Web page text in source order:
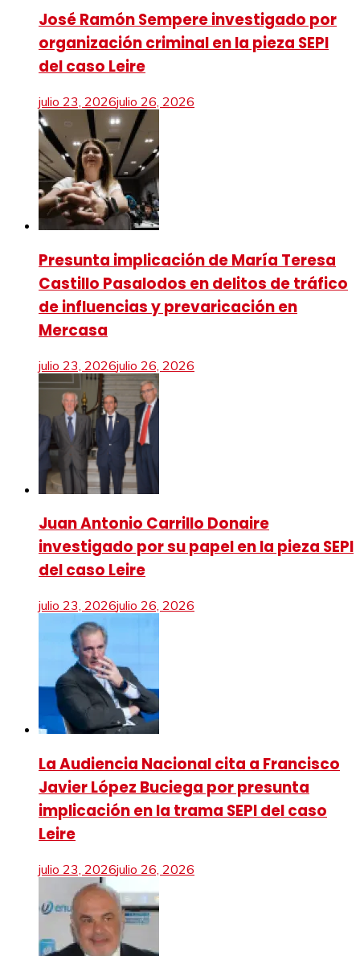
José Ramón Sempere investigado por
organización criminal en la pieza SEPI
del caso Leire
julio 23, 2026julio 26, 2026
Presunta implicación de María Teresa
Castillo Pasalodos en delitos de tráfico
de influencias y prevaricación en
Mercasa
julio 23, 2026julio 26, 2026
Juan Antonio Carrillo Donaire
investigado por su papel en la pieza SEPI
del caso Leire
julio 23, 2026julio 26, 2026
La Audiencia Nacional cita a Francisco
Javier López Buciega por presunta
implicación en la trama SEPI del caso
Leire
julio 23, 2026julio 26, 2026